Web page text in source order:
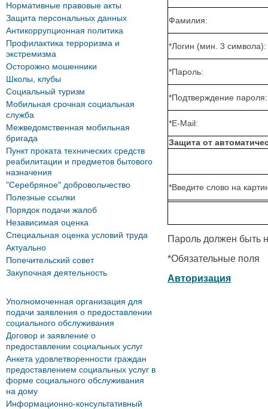
Фамилия:
*Логин (мин. 3 символа):
*Пароль:
*Подтверждение пароля:
*E-Mail:
Защита от
*Введите слово на
Пароль должен быть
*Обязательные поля
Авторизация
Нормативные правовые акты
Защита персональных данных
Антикоррупционная политика
Профилактика терроризма и
экстремизма
Осторожно мошенники
Школы, клубы
Социальный туризм
Мобильная срочная социальная
служба
Межведомственная мобильная
бригада
Пункт проката технических средств
реабилитации и предметов бытового
назначения
"Серебряное" добровольчество
Полезные ссылки
Порядок подачи жалоб
Независимая оценка
Специальная оценка условий труда
Актуально
Попечительский совет
Закупочная деятельность
Уполномоченная организация для
подачи заявления о предоставлении
социального обслуживания
Договор и заявление о
предоставлении социальных услуг
Анкета удовлетворенности граждан
предоставлением социальных услуг в
форме социального обслуживания
на дому
Информационно-консультативный